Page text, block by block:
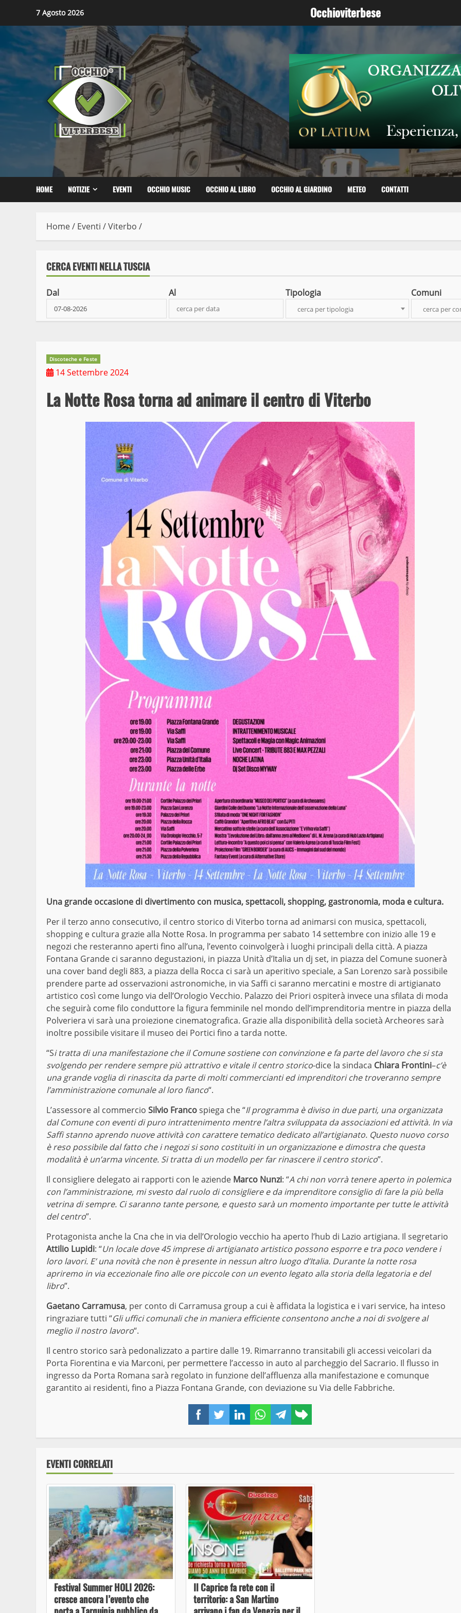
content
7 Agosto 2026 Occhioviterbese
HOME NOTIZIE EVENTI OCCHIO MUSIC OCCHIO AL LIBRO OCCHIO AL GIARDINO METEO CONTATTI
Home/ Eventi /Viterbo /
CERCA EVENTI NELLA TUSCIA
Dal Al Tipologia
cerca per tipologia
Comuni
cerca per
FacebookTwitterLinkedInWhatsAppTelegram
link
Discoteche e Feste
14 Settembre 2024
La Notte Rosa torna ad animare il centro di Viterbo
Una grande occasione di divertimento con musica, spettacoli, shopping, gastronomia, moda e cultura.
Per il terzo anno consecutivo, il centro storico di Viterbo torna ad animarsi con musica, spettacoli,
shopping e cultura grazie alla Notte Rosa. In programma per sabato 14 settembre con inizio alle 19 e
negozi che resteranno aperti fino all’una, l’evento coinvolgerà i luoghi principali della città. A piazza
Fontana Grande ci saranno degustazioni, in piazza Unità d’Italia un dj set, in piazza del Comune suonerà
una cover band degli 883, a piazza della Rocca ci sarà un aperitivo speciale, a San Lorenzo sarà possibile
prendere parte ad osservazioni astronomiche, in via Saffi ci saranno mercatini e mostre di artigianato
artistico così come lungo via dell’Orologio Vecchio. Palazzo dei Priori ospiterà invece una sfilata di moda
che seguirà come filo conduttore la figura femminile nel mondo dell’imprenditoria mentre in piazza della
Polveriera vi sarà una proiezione cinematografica. Grazie alla disponibilità della società Archeores sarà
inoltre possibile visitare il museo dei Portici fino a tarda notte.
“Si tratta di una manifestazione che il Comune sostiene con convinzione e fa parte del lavoro che si sta
svolgendo per rendere sempre più attrattivo e vitale il centro storico-dice la sindaca Chiara Frontini–c’è
una grande voglia di rinascita da parte di molti commercianti ed imprenditori che troveranno sempre
l’amministrazione comunale al loro fianco“.
L’assessore al commercio Silvio Francospiega che “Il programma è diviso in due parti, una organizzata
dal Comune con eventi di puro intrattenimento mentre l’altra sviluppata da associazioni ed attività. In via
Saffi stanno aprendo nuove attività con carattere tematico dedicato all’artigianato. Questo nuovo corso
è reso possibile dal fatto che i negozi si sono costituiti in un organizzazione e dimostra che questa
modalità è un’arma vincente. Si tratta di un modello per far rinascere il centro storico”.
Il consigliere delegato ai rapporti con le aziende Marco Nunzi: “A chi non vorrà tenere aperto in polemica
con l’amministrazione, mi svesto dal ruolo di consigliere e da imprenditore consiglio di fare la più bella
vetrina di sempre. Ci saranno tante persone, e questo sarà un momento importante per tutte le attività
del centro”.
Protagonista anche la Cna che in via dell’Orologio vecchio ha aperto l’hub di Lazio artigiana. Il segretario
Attilio Lupidi: “Un locale dove 45 imprese di artigianato artistico possono esporre e tra poco vendere i
loro lavori. E’ una novità che non è presente in nessun altro luogo d’Italia. Durante la notte rosa
apriremo in via eccezionale fino alle ore piccole con un evento legato alla storia della legatoria e del
libro”.
Gaetano Carramusa, per conto di Carramusa group a cui è affidata la logistica e i vari service, ha inteso
ringraziare tutti “Gli uffici comunali che in maniera efficiente consentono anche a noi di svolgere al
meglio il nostro lavoro“.
Il centro storico sarà pedonalizzato a partire dalle 19. Rimarranno transitabili gli accessi veicolari da
Porta Fiorentina e via Marconi, per permettere l’accesso in auto al parcheggio del Sacrario. Il flusso in
ingresso da Porta Romana sarà regolato in funzione dell’affluenza alla manifestazione e comunque
garantito ai residenti, fino a Piazza Fontana Grande, con deviazione su Via delle Fabbriche.
EVENTI CORRELATI
Festival Summer HOLI 2026:
cresce ancora l’evento che
Il Caprice fa rete con il
territorio: a San Martino